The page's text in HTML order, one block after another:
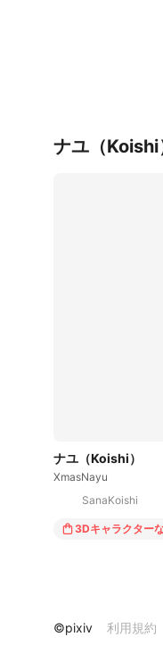
ナユ（Koishi
ナユ（Koishi）
XmasNayu
SanaKoishi
3Dキャラクター
©pixiv 利用規約